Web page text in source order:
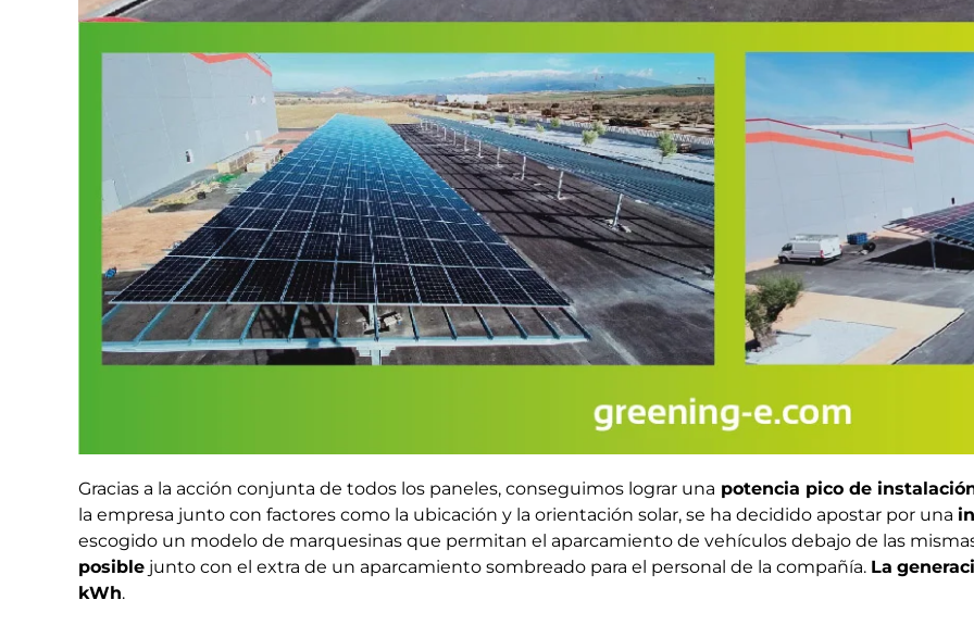
Gracias a la acción conjunta de todos los paneles, conseguimos lograr una potencia pico de
la empresa junto con factores como la ubicación y la orientación solar, se ha decidido apostar por una
escogido un modelo de marquesinas que permitan el aparcamiento de vehículos debajo de las
posible junto con el extra de un aparcamiento sombreado para el personal de la compañía. La
kWh.